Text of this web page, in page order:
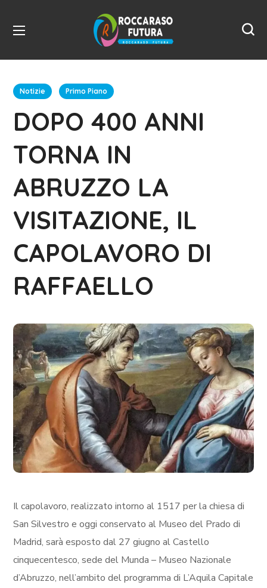
Notizie Primo Piano
DOPO 400 ANNI
TORNA IN
ABRUZZO LA
VISITAZIONE, IL
CAPOLAVORO DI
RAFFAELLO
Il capolavoro, realizzato intorno al 1517 per la chiesa di
San Silvestro e oggi conservato al Museo del Prado di
Madrid, sarà esposto dal 27 giugno al Castello
cinquecentesco, sede del Munda – Museo Nazionale
d’Abruzzo, nell’ambito del programma di L’Aquila Capitale